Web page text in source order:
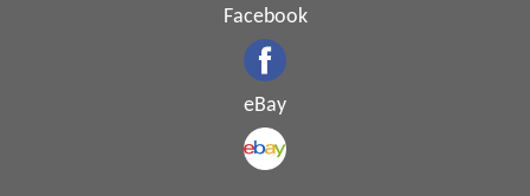
Facebook
eBay